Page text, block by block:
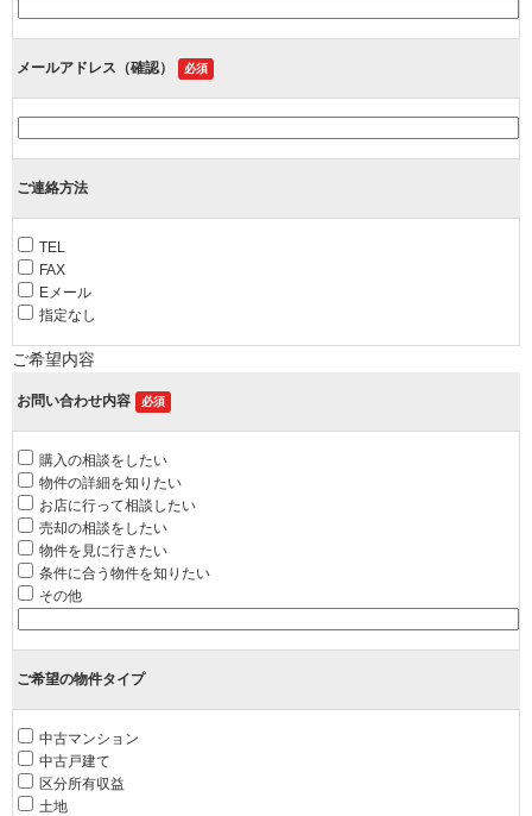
メールアドレス（確認） 必須
ご連絡方法
TEL
FAX
Eメール
指定なし
ご希望内容
お問い合わせ内容 必須
購入の相談をしたい
物件の詳細を知りたい
お店に行って相談したい
売却の相談をしたい
物件を見に行きたい
条件に合う物件を知りたい
その他
ご希望の物件タイプ
中古マンション
中古戸建て
区分所有収益
土地